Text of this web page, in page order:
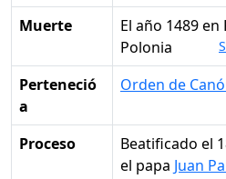
Muerte
el año 1489 en Kazimierz en la actual
Polonia
Perteneció
a
Orden de
Proceso
Beatificado el
el papa Juan